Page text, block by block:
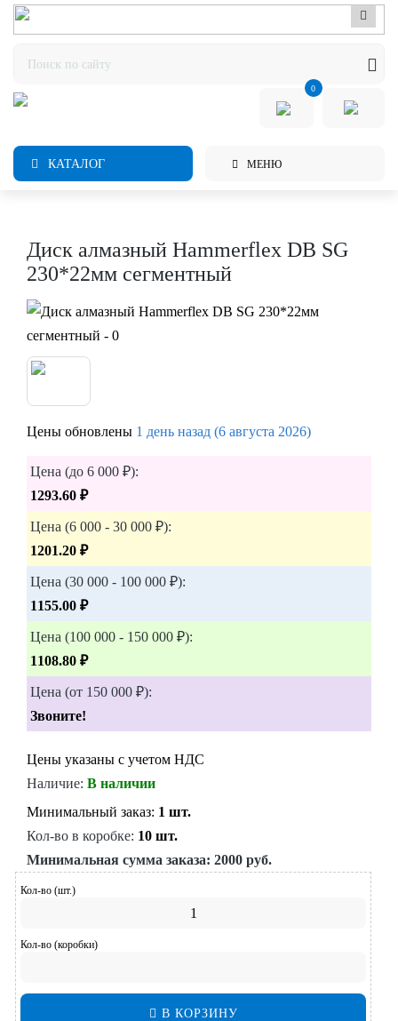
0
КАТАЛОГ МЕНЮ
Диск алмазный Hammerflex DB SG
230*22мм сегментный
Цены обновлены 1 день назад (6 августа 2026)
Цена (до 6 000 ₽):
1293.60 ₽
Цена (6 000 - 30 000 ₽):
1201.20 ₽
Цена (30 000 - 100 000 ₽):
1155.00 ₽
Цена (100 000 - 150 000 ₽):
1108.80 ₽
Цена (от 150 000 ₽):
Звоните!
Цены указаны с учетом НДС
Наличие: В наличии
Минимальный заказ: 1 шт.
Кол-во в коробке: 10 шт.
Минимальная сумма заказа: 2000 руб.
Кол-во (шт.)
Кол-во (коробки)
В КОРЗИНУ